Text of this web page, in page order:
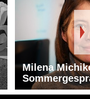
Milena